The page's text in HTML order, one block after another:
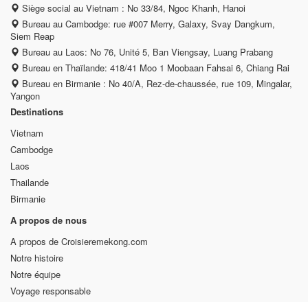
Siège social au Vietnam : No 33/84, Ngoc Khanh, Hanoi
Bureau au Cambodge: rue #007 Merry, Galaxy, Svay Dangkum,
Siem Reap
Bureau au Laos: No 76, Unité 5, Ban Viengsay, Luang Prabang
Bureau en Thaïlande: 418/41 Moo 1 Moobaan Fahsai 6, Chiang Rai
Bureau en Birmanie : No 40/A, Rez-de-chaussée, rue 109, Mingalar,
Yangon
Destinations
Vietnam
Cambodge
Laos
Thailande
Birmanie
A propos de nous
A propos de Croisieremekong.com
Notre histoire
Notre équipe
Voyage responsable